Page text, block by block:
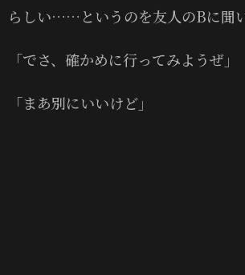
らしい……というのを友人のBに聞い
「でさ、確かめに行ってみようぜ」
「まあ別にいいけど」